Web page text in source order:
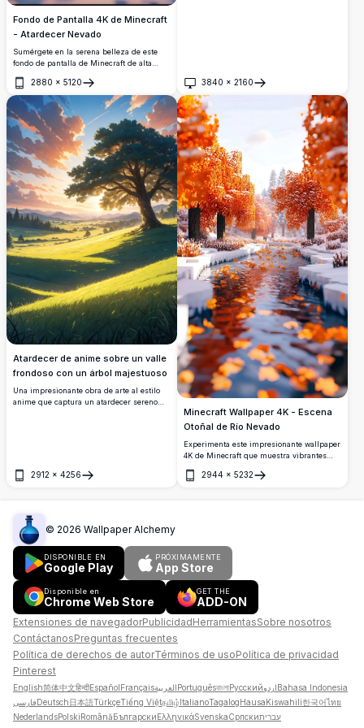
Fondo de Pantalla 4K de Minecraft
- Atardecer Nevado
Sumérgete en la serena belleza de este
fondo de pantalla de Minecraft de alta
nevado. Los copos de nieve caen
suavemente entre los árboles pixelados,
creando una escena tranquila y
encantadora perfecta para el dispositivo de
cualquier entusiasta de Minecraft.
2880 × 5120
Abrir
3840 × 2160
Abrir
Atardecer de anime sobre un valle
frondoso con un árbol majestuoso
Una impresionante obra de arte al estilo
anime que captura un atardecer sereno
azules. Perfecto para los amantes del arte
de anime en alta resolución y las
2912 × 4256
Abrir
Minecraft Wallpaper 4K - Escena
Otoñal de Río Nevado
Experimenta este impresionante wallpaper
4K de Minecraft que muestra vibrantes
naranja y rojo junto a un río pacífico. El
2944 × 5232
Abrir
© 2026 Wallpaper Alchemy
DISPONIBLE EN
Google Play
PRÓXIMAMENTE
App Store
Disponible en
Chrome Web Store
GET THE
ADD-ON
Extensiones de navegadorPublicidadHerramientasSobre nosotros
ContáctanosPreguntas frecuentes
Política de derechos de autorTérminos de usoPolítica de privacidad
Pinterest
English简体中文हिन्दीEspañolFrançaisالعربيةPortuguêsবাংলাРусскийاردوBahasa Indonesia
فارسیDeutsch日本語TürkçeTiếng Việtதமிழ்ItalianoTagalogHausaKiswahili한국어ไทย
NederlandsPolskiRomânăБългарскиΕλληνικάSvenskaСрпскиעברית